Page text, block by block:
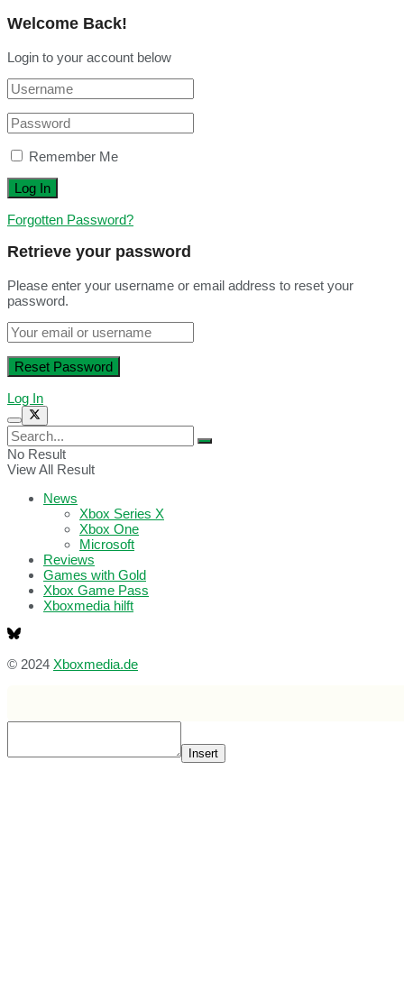
Welcome Back!
Login to your account below
Remember Me
Forgotten Password?
Retrieve your password
Please enter your username or email address to reset your
password.
Log In
No Result
View All Result
News
Xbox Series X
Xbox One
Microsoft
Reviews
Games with Gold
Xbox Game Pass
Xboxmedia hilft
© 2024 Xboxmedia.de
Insert